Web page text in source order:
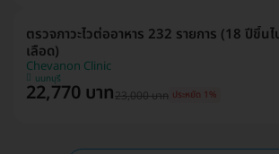
ตรวจภาวะไวต่ออาหาร 232 รายการ (18 ปีขึ้นไ
เลือด)
Chevanon Clinic
นนทบุรี
22,770 บาท23,000 บาท ประหยัด 1%